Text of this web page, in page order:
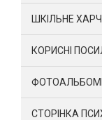
ШКІЛЬНЕ
КОРИСНІ
СТОРІНКА